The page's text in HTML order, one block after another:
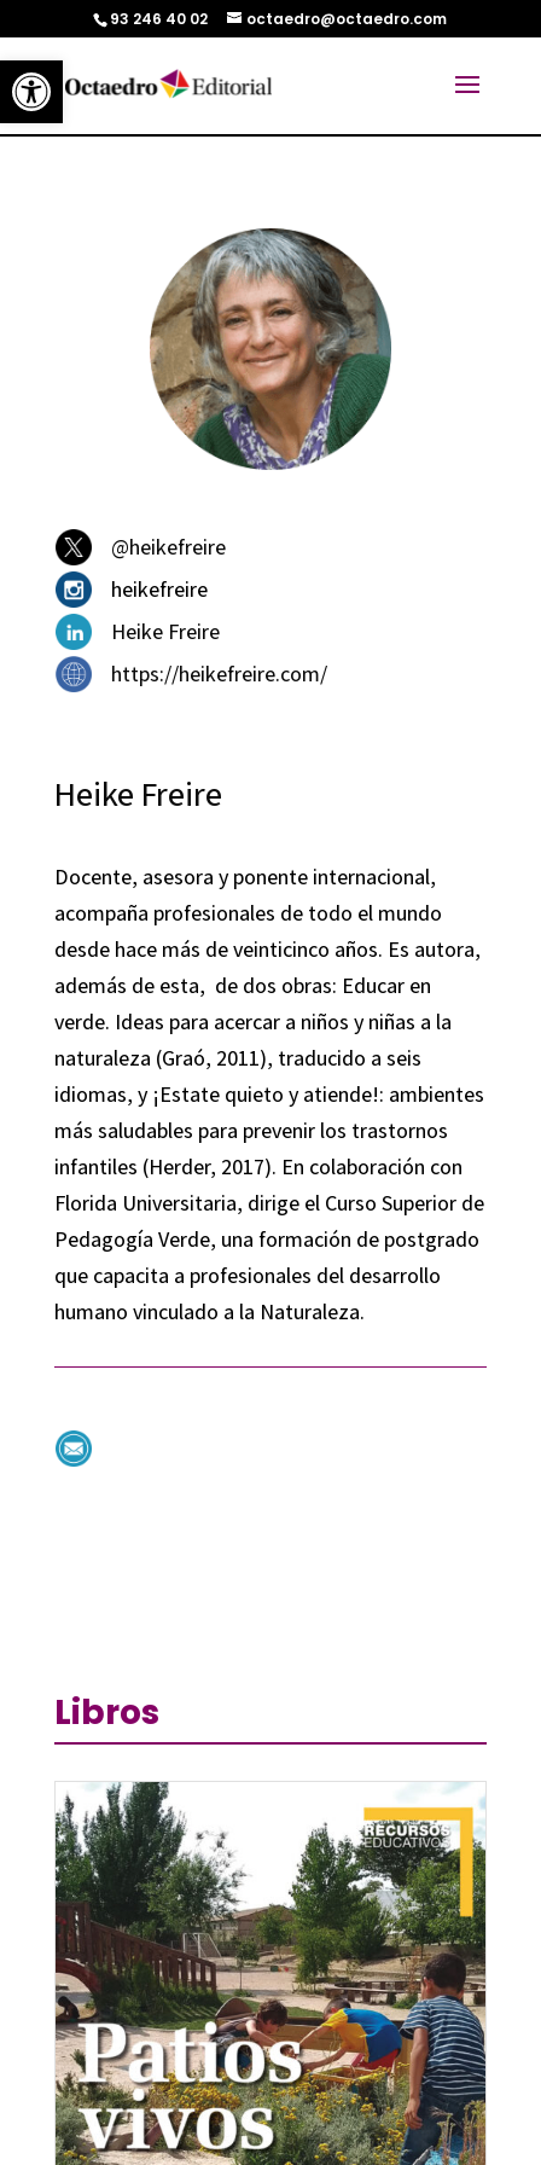
Abrir barra de herramientas
93 246 40 02 octaedro@octaedro.com
@heikefreire
heikefreire
Heike Freire
https://heikefreire.com/
Heike Freire
Docente, asesora y ponente internacional,
acompaña profesionales de todo el mundo
desde hace más de veinticinco años. Es autora,
además de esta, de dos obras: Educar en
verde. Ideas para acercar a niños y niñas a la
naturaleza (Graó, 2011), traducido a seis
idiomas, y ¡Estate quieto y atiende!: ambientes
más saludables para prevenir los trastornos
infantiles (Herder, 2017). En colaboración con
Florida Universitaria, dirige el Curso Superior de
Pedagogía Verde, una formación de postgrado
que capacita a profesionales del desarrollo
humano vinculado a la Naturaleza.
Libros